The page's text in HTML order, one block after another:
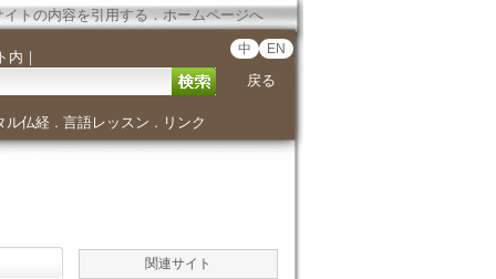
イトの内容を引用する．ホームページへ
内 ｜ 中 EN
戻る
ル仏経． 言語レッスン ． リンク
関連サイト